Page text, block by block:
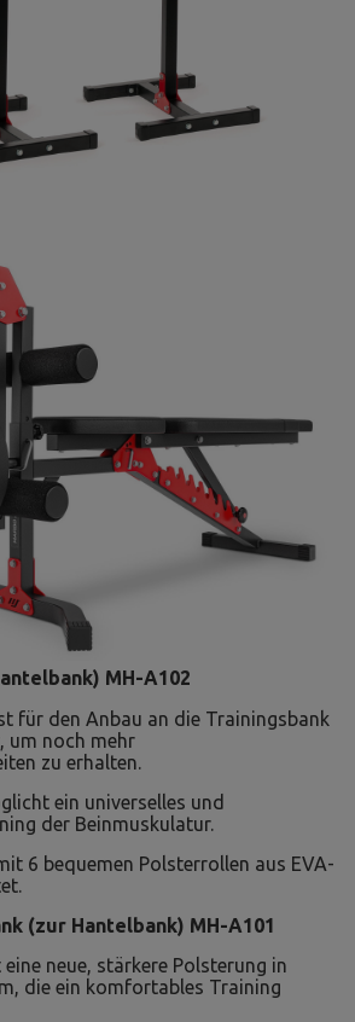
MH-A102
für den Anbau an die Trainingsbank
um noch mehr
zu erhalten.
ein universelles und
der Beinmuskulatur.
6 bequemen Polsterrollen aus EVA-
(zur Hantelbank) MH-A101
eine neue, stärkere Polsterung in
die ein komfortables Training